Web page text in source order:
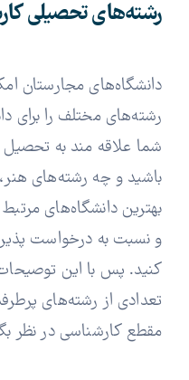
رشته‌های تحصیلی
دانشگاه‌های مجارستان
رشته‌های مختلف را برای
شما علاقه مند به
باشید و چه رشته‌های
بهترین دانشگاه‌های مرتبط
و نسبت به درخواست
کنید. پس با این
تعدادی از رشته‌های
مقطع کارشناسی در نظر